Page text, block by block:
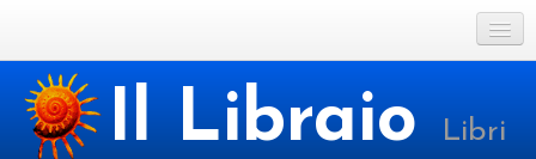
Cookie Policy
Login o registrati
Il LibraioLibri